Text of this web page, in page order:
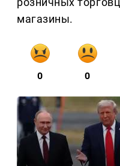
магазины.
0 0